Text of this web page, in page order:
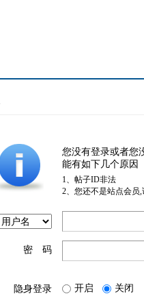
您没有登录或者您
能有如下几个原因
1、帖子ID非法
2、您还不是站点会员
密 码
隐身登录 开启 关闭